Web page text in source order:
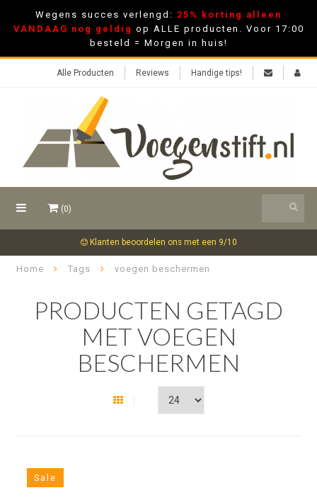
Wegens succes verlengd: 25% korting alleen
VANDAAG nog geldig op ALLE producten. Voor 17:00
besteld = Morgen in huis!
Alle Producten Reviews Handige tips!
(0)
Klanten beoordelen ons met een 9/10
Home Tags voegen beschermen
PRODUCTEN GETAGD
MET VOEGEN
BESCHERMEN
Sale